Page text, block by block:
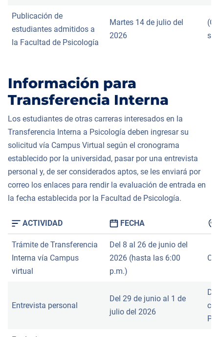
Publicación de
estudiantes admitidos a
la Facultad de Psicología
Martes 14 de julio del
2026
Información para
Transferencia Interna
Los estudiantes de otras carreras interesados en la
Transferencia Interna a Psicología deben ingresar su
solicitud vía Campus Virtual según el cronograma
establecido por la universidad, pasar por una entrevista
personal y, de ser considerados aptos, se les enviará por
correo los enlaces para rendir la evaluación de entrada en
la fecha establecida por la Facultad de Psicología.
ACTIVIDAD FECHA
Trámite de Transferencia
Interna vía Campus
virtual
Del 8 al 26 de junio del
2026 (hasta las 6:00
p.m.)
Entrevista personal
Del 29 de junio al 1 de
julio del 2026